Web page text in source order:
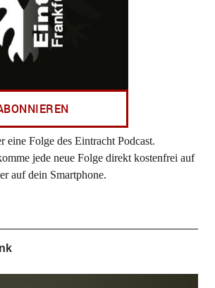
eine Folge des Eintracht Podcast.
jede neue Folge direkt kostenfrei auf
auf dein Smartphone.